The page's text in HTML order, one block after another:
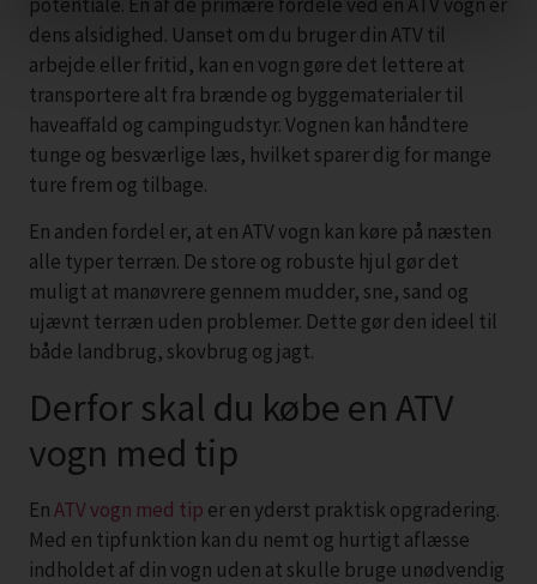
dens alsidighed. Uanset om du bruger din ATV til
arbejde eller fritid, kan en vogn gøre det lettere at
transportere alt fra brænde og byggematerialer til
haveaffald og campingudstyr. Vognen kan håndtere
tunge og besværlige læs, hvilket sparer dig for mange
ture frem og tilbage.
En anden fordel er, at en ATV vogn kan køre på næsten
alle typer terræn. De store og robuste hjul gør det
muligt at manøvrere gennem mudder, sne, sand og
ujævnt terræn uden problemer. Dette gør den ideel til
både landbrug, skovbrug og jagt.
Derfor skal du købe en ATV
vogn med tip
EnATV vogn med tip er en yderst praktisk opgradering.
Med en tipfunktion kan du nemt og hurtigt aflæsse
indholdet af din vogn uden at skulle bruge unødvendig